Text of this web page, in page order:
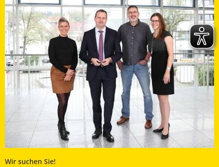
Wir suchen Sie!